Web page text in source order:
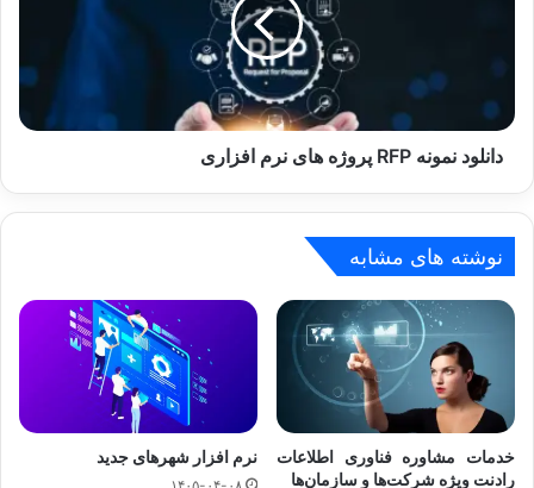
افزاری
دانلود نمونه RFP پروژه های نرم افزاری
نوشته های مشابه
خدمات مشاوره فناوری اطلاعات
رادنت ویژه شرکت‌ها و سازمان‌ها
نرم افزار شهرهای جدید